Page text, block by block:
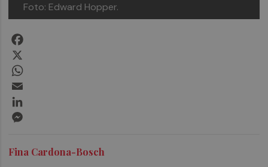
Foto: Edward Hopper.
Fina Cardona-Bosch